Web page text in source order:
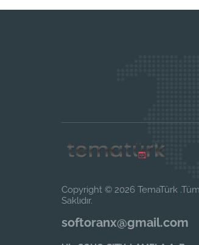
Copyright © 2026 TemaTürk
Saklıdır.
softoranx@gmail.com